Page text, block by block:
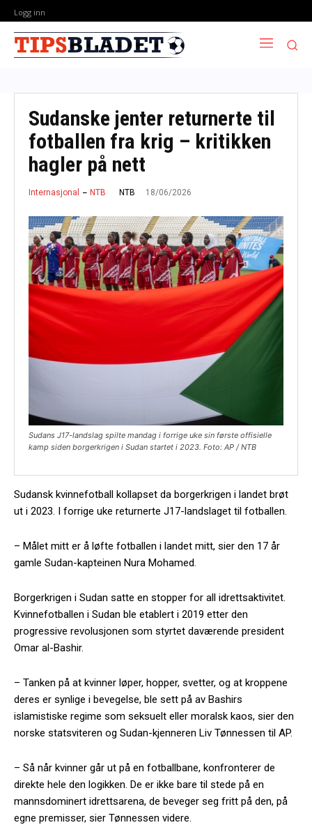
Logg inn
Sudanske jenter returnerte til
fotballen fra krig – kritikken
hagler på nett
Internasjonal NTB NTB 18/06/2026
Sudans J17-landslag spilte mandag i forrige uke sin første offisielle
kamp siden borgerkrigen i Sudan startet i 2023. Foto: AP / NTB
Sudansk kvinnefotball kollapset da borgerkrigen i landet brøt
ut i 2023. I forrige uke returnerte J17-landslaget til fotballen.
– Målet mitt er å løfte fotballen i landet mitt, sier den 17 år
gamle Sudan-kapteinen Nura Mohamed.
Borgerkrigen i Sudan satte en stopper for all idrettsaktivitet.
Kvinnefotballen i Sudan ble etablert i 2019 etter den
progressive revolusjonen som styrtet daværende president
Omar al-Bashir.
– Tanken på at kvinner løper, hopper, svetter, og at kroppene
deres er synlige i bevegelse, ble sett på av Bashirs
islamistiske regime som seksuelt eller moralsk kaos, sier den
norske statsviteren og Sudan-kjenneren Liv Tønnessen til AP.
– Så når kvinner går ut på en fotballbane, konfronterer de
direkte hele den logikken. De er ikke bare til stede på en
mannsdominert idrettsarena, de beveger seg fritt på den, på
egne premisser, sier Tønnessen videre.